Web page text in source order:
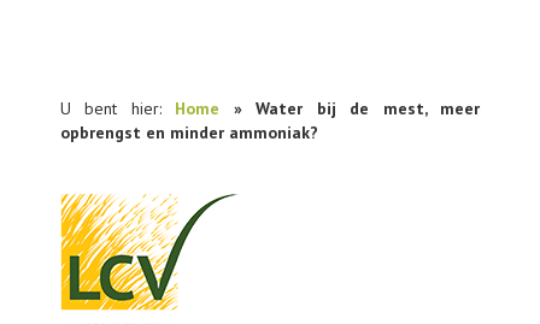
U bent hier: Home » Water bij de mest, meer
opbrengst en minder ammoniak?